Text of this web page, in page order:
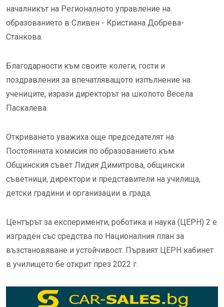
началникът на Регионалното управление на
образованието в Сливен - Кристиана Добрева-
Станкова.
Благодарности към своите колеги, гости и
поздравления за впечатляващото изпълнение на
учениците, изрази директорът на школото Весела
Паскалева.
Откриването уважиха още председателят на
Постоянната комисия по образованието към
Общинския съвет Лидия Димитрова, общински
съветници, директори и представители на училища,
детски градини и организации в града.
Центърът за експерименти, роботика и наука (ЦЕРН) 2 е
изграден със средства по Националния план за
възстановяване и устойчивост. Първият ЦЕРН кабинет
в училището бе открит през 2022 г.